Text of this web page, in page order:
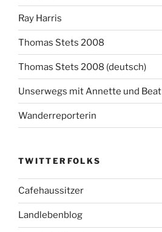
Ray Harris
Thomas Stets 2008
Thomas Stets 2008 (deutsch)
Unserwegs mit Annette und Beat
Wanderreporterin
TWITTERFOLKS
Cafehaussitzer
Landlebenblog